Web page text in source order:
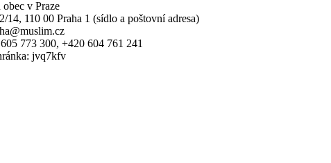
v Praze
14, 110 00 Praha 1 (sídlo a poštovní adresa)
773 300, +420 604 761 241
jvq7kfv